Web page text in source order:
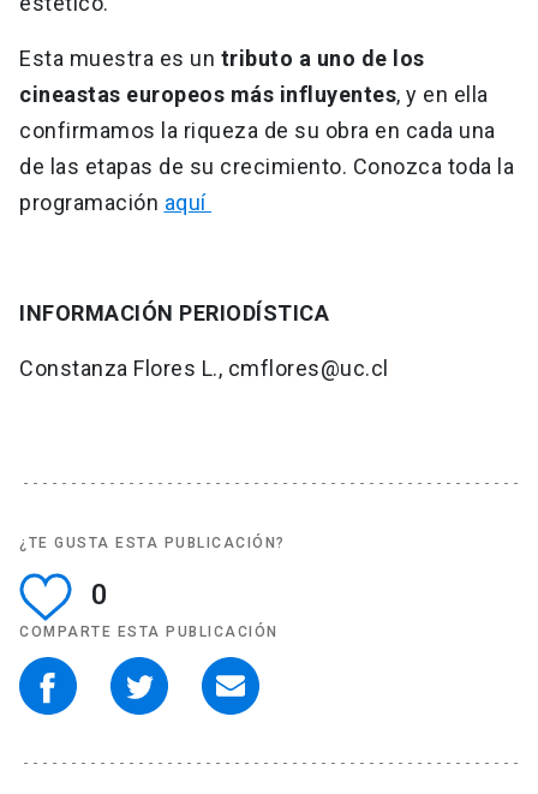
Esta muestra es un tributo a uno de los
cineastas europeos más influyentes, y en ella
confirmamos la riqueza de su obra en cada una
de las etapas de su crecimiento. Conozca toda la
programación aquí
INFORMACIÓN PERIODÍSTICA
Constanza Flores L., cmflores@uc.cl
¿TE GUSTA ESTA PUBLICACIÓN?
0
COMPARTE ESTA PUBLICACIÓN